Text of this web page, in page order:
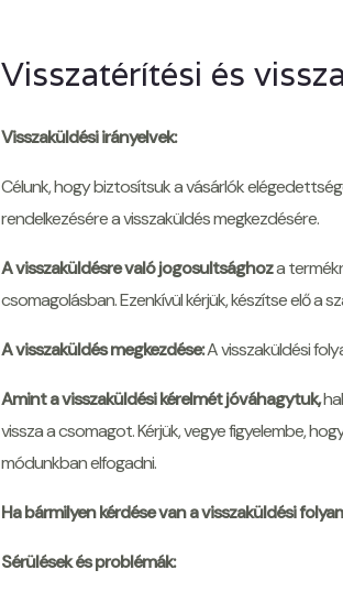
Visszatérítési és
Visszaküldési irányelvek:
Célunk, hogy biztosítsuk a vásárlók
rendelkezésére a visszaküldés megkezdésére.
A visszaküldésre való jogosultsághoza
csomagolásban. Ezenkívül kérjük, készítse elő a
A visszaküldés megkezdése:A visszaküldési
Amint a visszaküldési kérelmét jóváhagytuk,
vissza a csomagot. Kérjük, vegye figyelembe,
módunkban elfogadni.
Ha bármilyen kérdése van a visszaküldési
Sérülések és problémák: